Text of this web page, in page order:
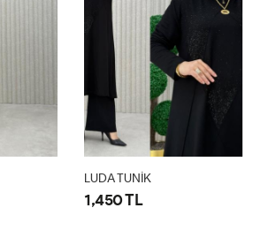
LUDA TUNİK
1,450 TL